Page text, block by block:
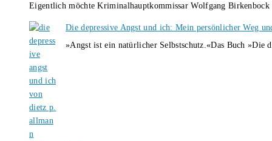
Eigentlich möchte Kriminalhauptkommissar Wolfgang
Die depressive Angst und ich: Mein persönlicher Weg
»Angst ist ein natürlicher Selbstschutz.«Das Buch